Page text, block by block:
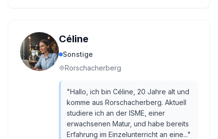
Céline
Sonstige
Rorschacherberg
"Hallo, ich bin Céline, 20 Jahre alt und
komme aus Rorschacherberg. Aktuell
studiere ich an der ISME, einer
erwachsenen Matur, und habe bereits
Erfahrung im Einzelunterricht an eine..."